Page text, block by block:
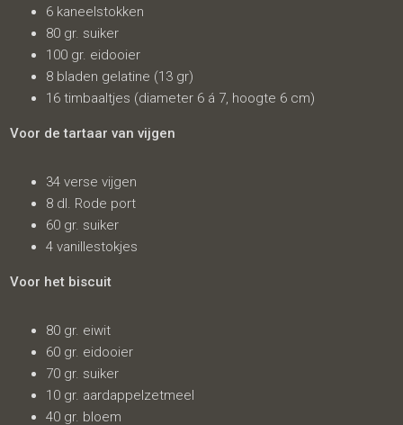
6 kaneelstokken
80 gr. suiker
100 gr. eidooier
8 bladen gelatine (13 gr)
16 timbaaltjes (diameter 6 á 7, hoogte 6 cm)
Voor de tartaar van vijgen
34 verse vijgen
8 dl. Rode port
60 gr. suiker
4 vanillestokjes
Voor het biscuit
80 gr. eiwit
60 gr. eidooier
70 gr. suiker
10 gr. aardappelzetmeel
40 gr. bloem